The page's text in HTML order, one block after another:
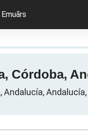
Emuārs
Córdoba,